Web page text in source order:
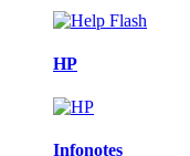
HP
Infonotes